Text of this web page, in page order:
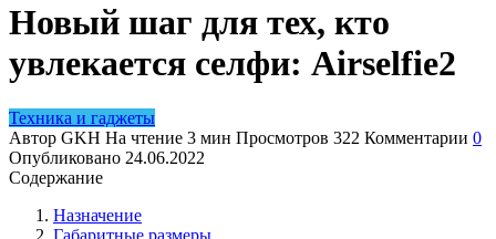
Новый шаг для тех, кто
увлекается селфи: Airselfie2
Техника и гаджеты
Автор GKH На чтение 3 мин Просмотров 322 Комментарии 0
Опубликовано 24.06.2022
Содержание
Назначение
Габаритные размеры